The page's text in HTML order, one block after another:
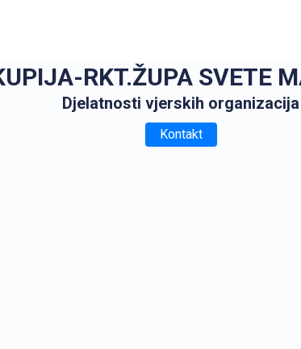
RKT.ŽUPA SVETE
Djelatnosti vjerskih organizacija
Kontakt